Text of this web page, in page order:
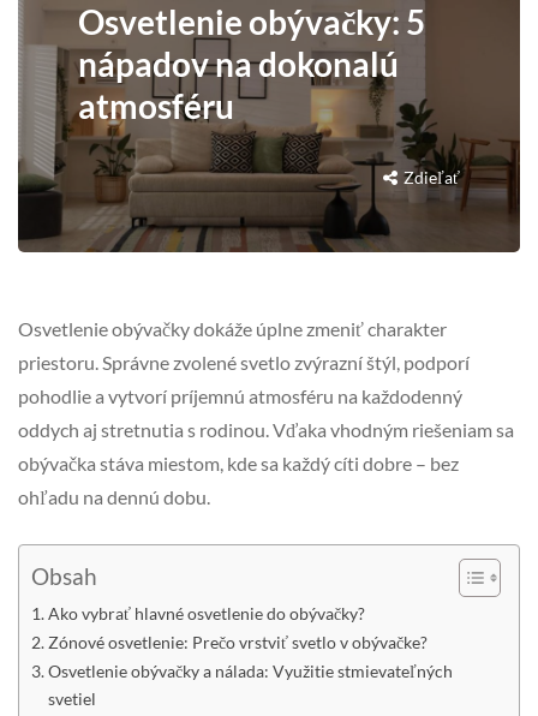
Osvetlenie obývačky: 5
nápadov na dokonalú
atmosféru
Zdieľať
Osvetlenie obývačky dokáže úplne zmeniť charakter
priestoru. Správne zvolené svetlo zvýrazní štýl, podporí
pohodlie a vytvorí príjemnú atmosféru na každodenný
oddych aj stretnutia s rodinou. Vďaka vhodným riešeniam sa
obývačka stáva miestom, kde sa každý cíti dobre – bez
ohľadu na dennú dobu.
Obsah
Ako vybrať hlavné osvetlenie do obývačky?
Zónové osvetlenie: Prečo vrstviť svetlo v obývačke?
Osvetlenie obývačky a nálada: Využitie stmievateľných
svetiel